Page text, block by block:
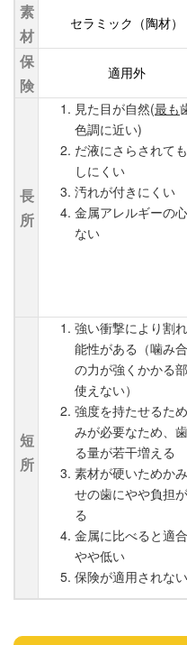
素
材
セラミック（陶材）
保
険
適用外
長
所
見た目が自然(最も
色調に近い)
だ液にさらされて
しにくい
汚れが付きにくい
金属アレルギーの
ない
短
所
強い衝撃により割
能性がある（噛み
の力が強くかかる
使えない）
強度を持たせるた
みが必要なため、
る量が若干増える
素材が硬いためか
せの歯にやや負担
る
金属に比べると適
やや低い
保険が適用されない